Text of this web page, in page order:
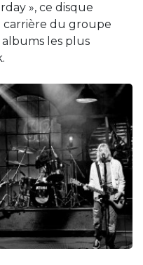
», ce disque
du groupe
les plus